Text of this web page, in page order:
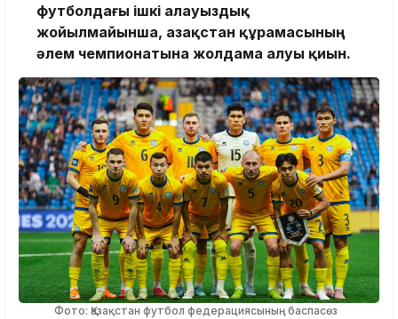
футболдағы ішкі алауыздық
жойылмайынша, Қазақстан құрамасының
әлем чемпионатына жолдама алуы қиын.
Фото: Қазақстан футбол федерациясының баспасөз